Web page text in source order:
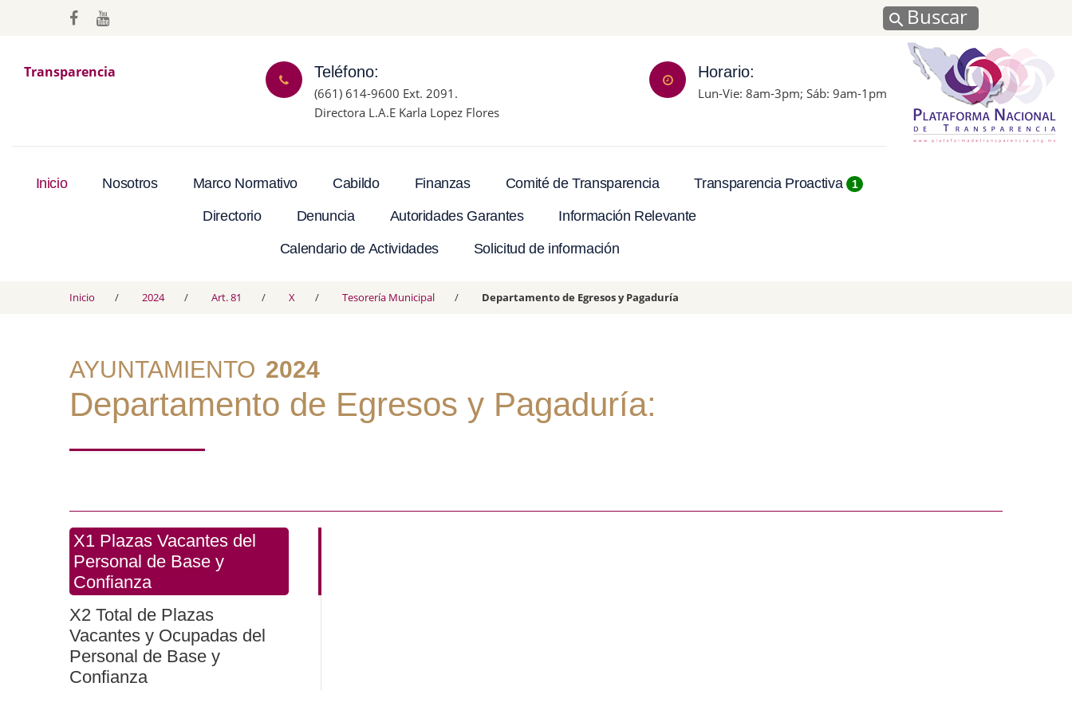
Buscar
Transparencia Teléfono:
(661) 614-9600 Ext. 2091.
Directora L.A.E Karla Lopez Flores
Horario:
Lun-Vie: 8am-3pm; Sáb: 9am-1pm
Inicio Nosotros Marco Normativo Cabildo Finanzas Comité de Transparencia Transparencia Proactiva 1
Directorio Denuncia Autoridades Garantes Información Relevante
Calendario de Actividades Solicitud de información
Inicio 2024 Art. 81 X Tesorería Municipal Departamento de Egresos y Pagaduría
AYUNTAMIENTO 2024
Departamento de Egresos y Pagaduría:
X1 Plazas Vacantes del
Personal de Base y
Confianza
X2 Total de Plazas
Vacantes y Ocupadas del
Personal de Base y
Confianza